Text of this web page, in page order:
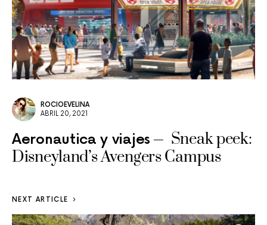
ROCIOEVELINA
ABRIL 20, 2021
Aeronautica y viajes
Sneak peek:
Disneyland’s Avengers Campus
NEXT ARTICLE